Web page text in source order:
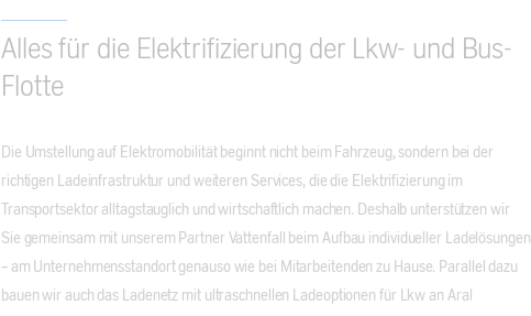
Alles für die Elektrifizierung der Lkw- und Bus-
Flotte
Die Umstellung auf Elektromobilität beginnt nicht beim Fahrzeug, sondern bei der
richtigen Ladeinfrastruktur und weiteren Services, die die Elektrifizierung im
Transportsektor alltagstauglich und wirtschaftlich machen. Deshalb unterstützen wir
Sie gemeinsam mit unserem Partner Vattenfall beim Aufbau individueller Ladelösungen
– am Unternehmensstandort genauso wie bei Mitarbeitenden zu Hause. Parallel dazu
bauen wir auch das Ladenetz mit ultraschnellen Ladeoptionen für Lkw an Aral